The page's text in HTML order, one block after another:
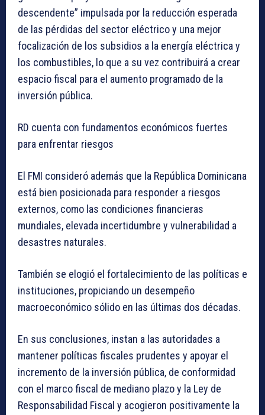
descendente” impulsada por la reducción esperada
de las pérdidas del sector eléctrico y una mejor
focalización de los subsidios a la energía eléctrica y
los combustibles, lo que a su vez contribuirá a crear
espacio fiscal para el aumento programado de la
inversión pública.
RD cuenta con fundamentos económicos fuertes
para enfrentar riesgos
El FMI consideró además que la República Dominicana
está bien posicionada para responder a riesgos
externos, como las condiciones financieras
mundiales, elevada incertidumbre y vulnerabilidad a
desastres naturales.
También se elogió el fortalecimiento de las políticas e
instituciones, propiciando un desempeño
macroeconómico sólido en las últimas dos décadas.
En sus conclusiones, instan a las autoridades a
mantener políticas fiscales prudentes y apoyar el
incremento de la inversión pública, de conformidad
con el marco fiscal de mediano plazo y la Ley de
Responsabilidad Fiscal y acogieron positivamente la